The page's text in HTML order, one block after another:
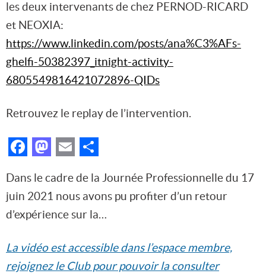
les deux intervenants de chez PERNOD-RICARD
et NEOXIA:
https://www.linkedin.com/posts/ana%C3%AFs-
ghelfi-50382397_itnight-activity-
6805549816421072896-QIDs
Retrouvez le replay de l’intervention.
Facebook
Mastodon
Email
Dans le cadre de la Journée Professionnelle du 17
juin 2021 nous avons pu profiter d’un retour
d’expérience sur la…
La vidéo est accessible dans l’espace membre,
rejoignez le Club pour pouvoir la consulter